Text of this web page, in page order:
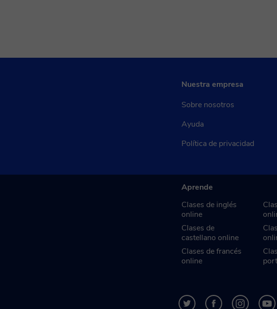
Nuestra empresa
Sobre nosotros
Ayuda
Política de privacidad
Aprende
Clases de inglés
online
Clases de
castellano online
Clases de francés
online